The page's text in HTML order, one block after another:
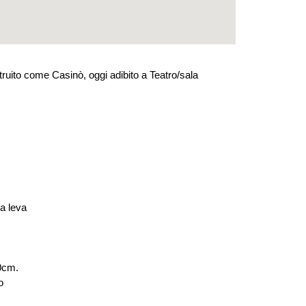
come Casinò, oggi adibito a Teatro/sala
leva